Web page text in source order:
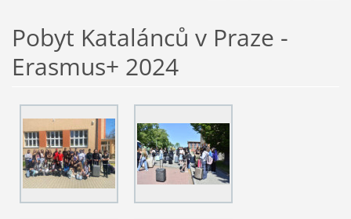
Pobyt Katalánců v Praze -
Erasmus+ 2024